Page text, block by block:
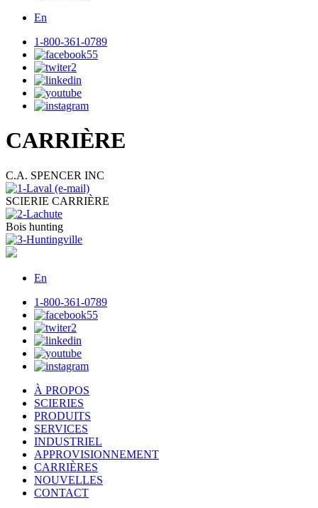
En
1-800-361-0789
CARRIÈRE
C.A. SPENCER INC
SCIERIE CARRIÈRE
Bois hunting
En
1-800-361-0789
À PROPOS
SCIERIES
PRODUITS
SERVICES
INDUSTRIEL
APPROVISIONNEMENT
CARRIÈRES
NOUVELLES
CONTACT